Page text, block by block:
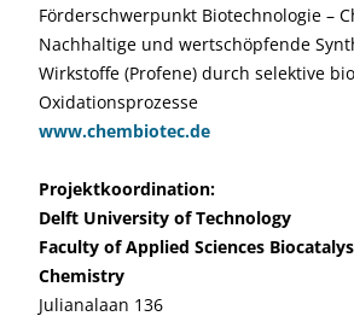
Förderschwerpunkt Biotechnologie –
Nachhaltige und wertschöpfende
Wirkstoffe (Profene) durch selektive
Oxidationsprozesse
www.chembiotec.de
Projektkoordination:
Delft University of Technology
Faculty of Applied Sciences
Chemistry
Julianalaan 136